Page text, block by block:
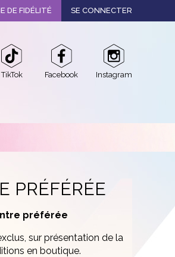
DE FIDÉLITÉ SE CONNECTER
TikTok Facebook Instagram
PRÉFÉRÉE
préférée
sur présentation de la
en boutique.